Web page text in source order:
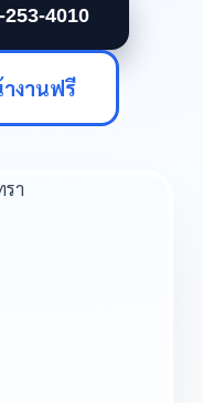
4010
งานฟรี